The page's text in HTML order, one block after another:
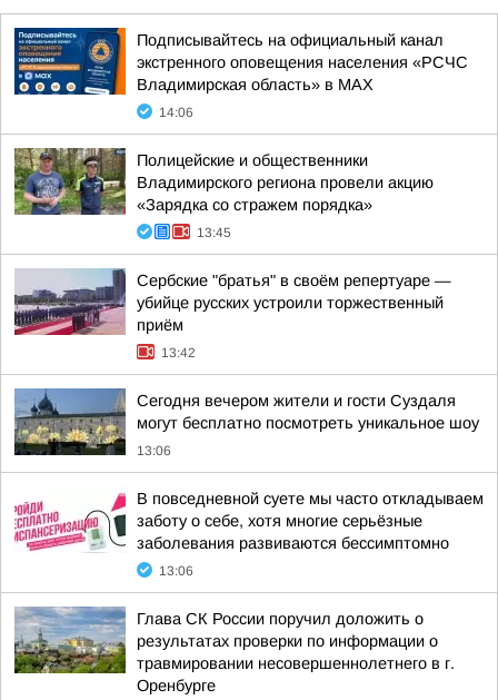
Подписывайтесь на официальный канал
экстренного оповещения населения «РСЧС
Владимирская область» в МАХ
14:06
Полицейские и общественники
Владимирского региона провели акцию
«Зарядка со стражем порядка»
13:45
Сербские "братья" в своём репертуаре —
убийце русских устроили торжественный
приём
13:42
Сегодня вечером жители и гости Суздаля
могут бесплатно посмотреть уникальное шоу
13:06
В повседневной суете мы часто откладываем
заботу о себе, хотя многие серьёзные
заболевания развиваются бессимптомно
13:06
Глава СК России поручил доложить о
результатах проверки по информации о
травмировании несовершеннолетнего в г.
Оренбурге